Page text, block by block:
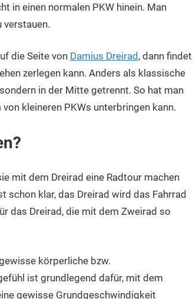
in einen normalen PKW hinein. Man
verstauen.
die Seite von Damius Dreirad , dann findet
zerlegen kann. Anders als klassische
in der Mitte getrennt. So hat man
kleineren PKWs unterbringen kann.
mit dem Dreirad eine Radtour machen
schon klar, das Dreirad wird das Fahrrad
das Dreirad, die mit dem Zweirad so
körperliche bzw.
ist grundlegend dafür, mit dem
gewisse Grundgeschwindigkeit